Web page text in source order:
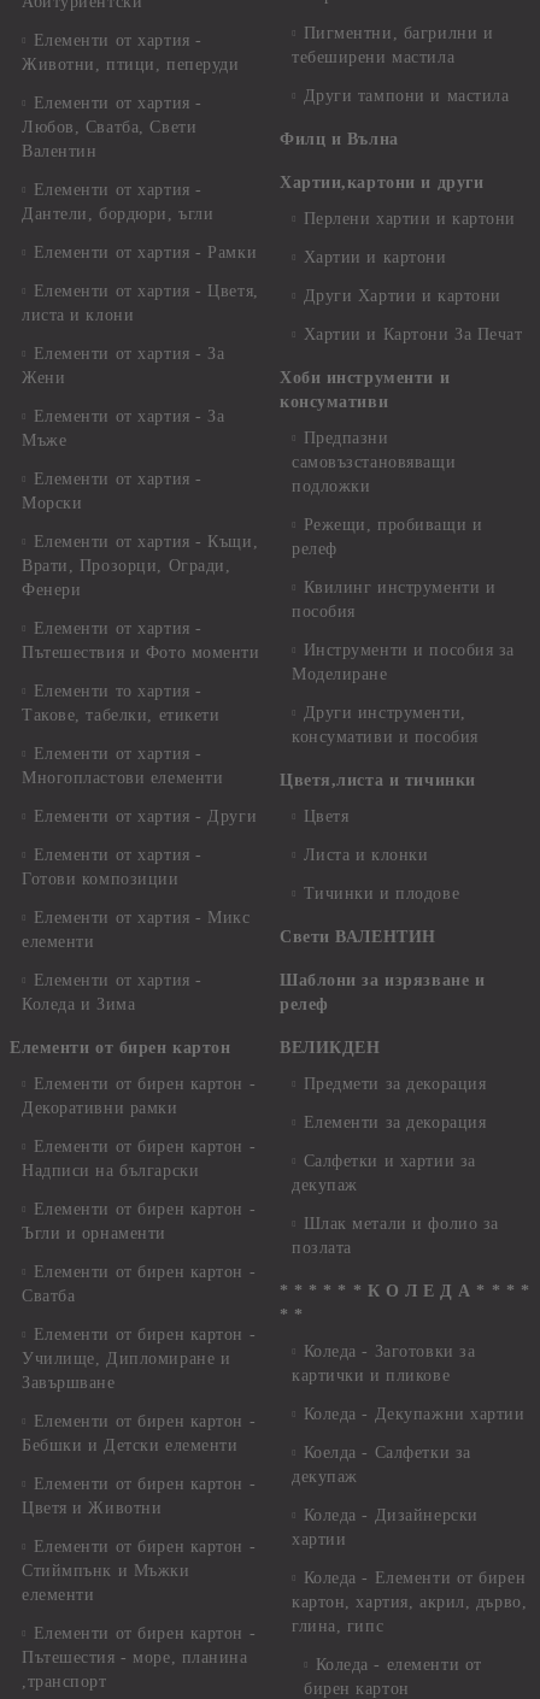
Елементи от хартия -
Животни, птици, пеперуди
Елементи от хартия -
Любов, Сватба, Свети
Валентин
Елементи от хартия -
Дантели, бордюри, ъгли
Елементи от хартия - Рамки
Елементи от хартия - Цветя,
листа и клони
Елементи от хартия - За
Жени
Елементи от хартия - За
Мъже
Елементи от хартия -
Морски
Елементи от хартия - Къщи,
Врати, Прозорци, Огради,
Фенери
Елементи от хартия -
Пътешествия и Фото моменти
Елементи то хартия -
Такове, табелки, етикети
Елементи от хартия -
Многопластови елементи
Елементи от хартия - Други
Елементи от хартия -
Готови композиции
Елементи от хартия - Микс
елементи
Елементи от хартия -
Коледа и Зима
Елементи от бирен картон
Елементи от бирен картон -
Декоративни рамки
Елементи от бирен картон -
Надписи на български
Елементи от бирен картон -
Ъгли и орнаменти
Елементи от бирен картон -
Сватба
Елементи от бирен картон -
Училище, Дипломиране и
Завършване
Елементи от бирен картон -
Бебшки и Детски елементи
Елементи от бирен картон -
Цветя и Животни
Елементи от бирен картон -
Стиймпънк и Мъжки
елементи
Елементи от бирен картон -
Пътешестия - море, планина
,транспорт
Пигментни, багрилни и
тебеширени мастила
Други тампони и мастила
Филц и Вълна
Хартии,картони и други
Перлени хартии и картони
Хартии и картони
Други Хартии и картони
Хартии и Картони За Печат
Хоби инструменти и
консумативи
Предпазни
самовъзстановяващи
подложки
Режещи, пробиващи и
релеф
Квилинг инструменти и
пособия
Инструменти и пособия за
Моделиране
Други инструменти,
консумативи и пособия
Цветя,листа и тичинки
Цветя
Листа и клонки
Тичинки и плодове
Свети ВАЛЕНТИН
Шаблони за изрязване и
релеф
ВЕЛИКДЕН
Предмети за декорация
Елементи за декорация
Салфетки и хартии за
декупаж
Шлак метали и фолио за
позлата
* * * * * * К О Л Е Д А * * * *
* *
Коледа - Заготовки за
картички и пликове
Коледа - Декупажни хартии
Коелда - Салфетки за
декупаж
Коледа - Дизайнерски
хартии
Коледа - Eлементи от бирен
картон, хартия, акрил, дърво,
глина, гипс
Коледа - елементи от
бирен картон